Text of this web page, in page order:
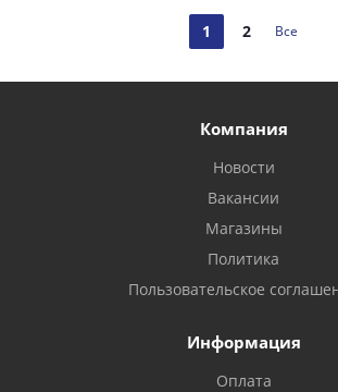
1 2 Все
Компания
Новости
Вакансии
Магазины
Политика
Пользовательское
Информация
Оплата